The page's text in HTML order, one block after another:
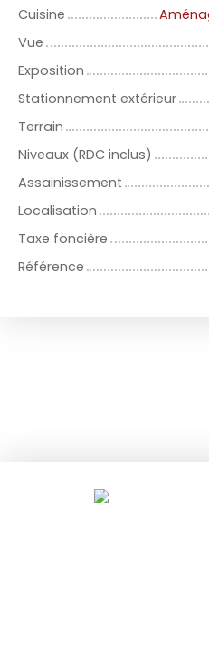
Cuisine
Vue
Exposition
Stationnement extérieur
Terrain
Niveaux (RDC inclus)
Assainissement
Localisation
Taxe foncière
Référence